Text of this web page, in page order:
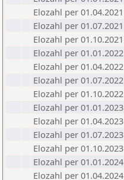
Elozahl per 01.04.2021
Elozahl per 01.07.2021
Elozahl per 01.10.2021
Elozahl per 01.01.2022
Elozahl per 01.04.2022
Elozahl per 01.07.2022
Elozahl per 01.10.2022
Elozahl per 01.01.2023
Elozahl per 01.04.2023
Elozahl per 01.07.2023
Elozahl per 01.10.2023
Elozahl per 01.01.2024
Elozahl per 01.04.2024